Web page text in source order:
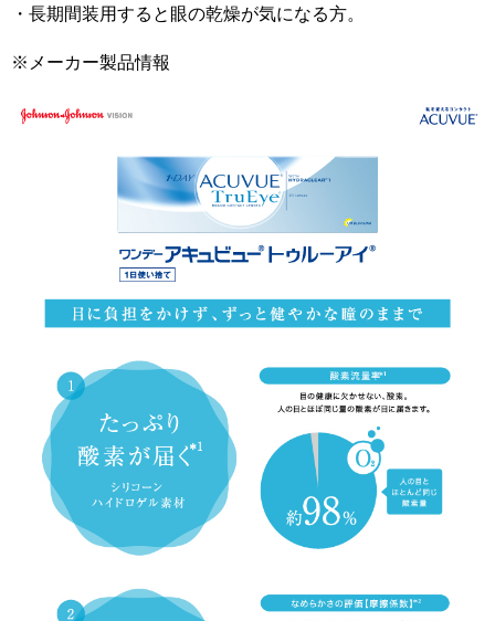
・長期間装用すると眼の乾燥が気になる方。
※メーカー製品情報